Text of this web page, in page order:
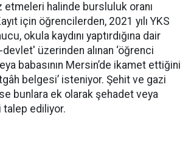
etmeleri halinde bursluluk oranı
için öğrencilerden, 2021 yılı YKS
okula kaydını yaptırdığına dair
üzerinden alınan ‘öğrenci
babasının Mersin’de ikamet ettiğini
belgesi’ isteniyor. Şehit ve gazi
bunlara ek olarak şehadet veya
ediliyor.